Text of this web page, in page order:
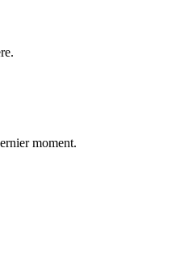
moment.